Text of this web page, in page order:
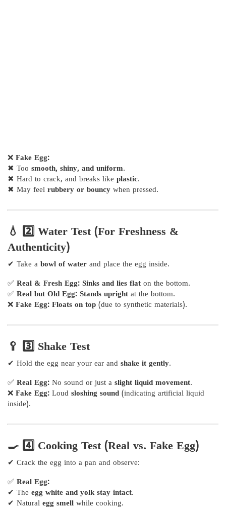
❌ Fake Egg:
✖ Too smooth, shiny, and uniform.
✖ Hard to crack, and breaks like plastic.
✖ May feel rubbery or bouncy when pressed.
💧 2️⃣ Water Test (For Freshness &
Authenticity)
✔ Take a bowl of water and place the egg inside.
✅ Real & Fresh Egg: Sinks and lies flat on the bottom.
✅ Real but Old Egg: Stands upright at the bottom.
❌ Fake Egg: Floats on top (due to synthetic materials).
🥄 3️⃣ Shake Test
✔ Hold the egg near your ear and shake it gently.
✅ Real Egg: No sound or just a slight liquid movement.
❌ Fake Egg: Loud sloshing sound (indicating artificial liquid
inside).
🍳 4️⃣ Cooking Test (Real vs. Fake Egg)
✔ Crack the egg into a pan and observe:
✅ Real Egg:
✔ The egg white and yolk stay intact.
✔ Natural egg smell while cooking.